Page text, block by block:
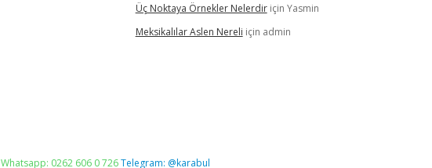
Üç Noktaya Örnekler Nelerdiriçin Yasmin
Meksikalılar Aslen Nereli için admin
Whatsapp: 0262 606 0 726Telegram: @karabul